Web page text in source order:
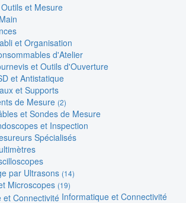
et Mesure
et Organisation
d'Atelier
et Outils d'Ouverture
et Antistatique
et Supports
de Mesure (2)
et Sondes de Mesure
et Inspection
Spécialisés
par Ultrasons (14)
Microscopes (19)
Informatique et Connectivité